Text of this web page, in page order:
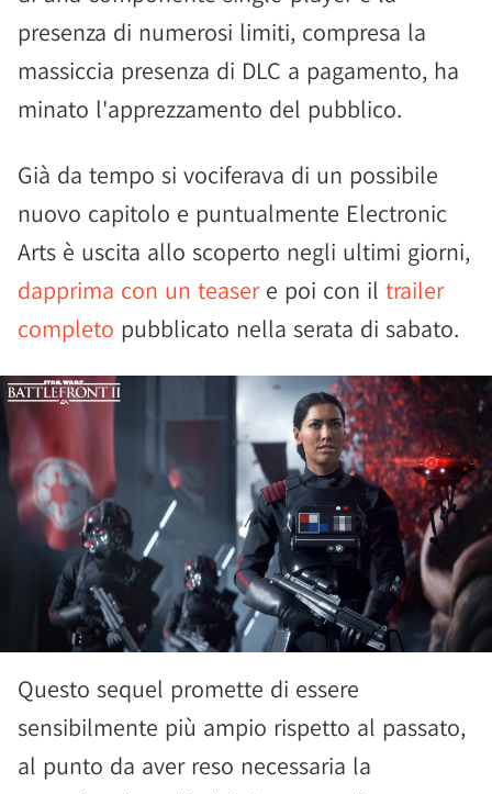
presenza di numerosi limiti, compresa la
massiccia presenza di DLC a pagamento, ha
minato l'apprezzamento del pubblico.
Già da tempo si vociferava di un possibile
nuovo capitolo e puntualmente Electronic
Arts è uscita allo scoperto negli ultimi giorni,
dapprima con un teasere poi con il trailer
completo pubblicato nella serata di sabato.
Questo sequel promette di essere
sensibilmente più ampio rispetto al passato,
al punto da aver reso necessaria la